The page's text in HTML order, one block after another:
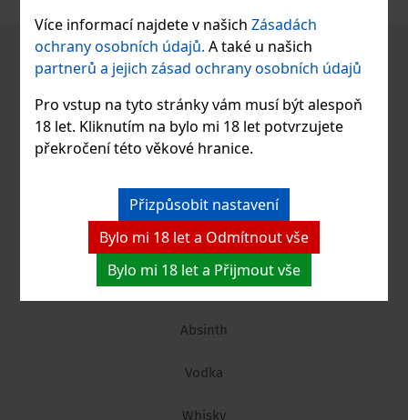
Více informací najdete v našichZásadách
ochrany osobních údajů. A také u našich
partnerů a jejich zásad ochrany osobních údajů
Pro vstup na tyto stránky vám musí být alespoň
18 let. Kliknutím na bylo mi 18 let potvrzujete
překročení této věkové hranice.
Přizpůsobit nastavení
Bylo mi 18 let a Odmítnout vše
Bylo mi 18 let a Přijmout vše
MENU
Pálenky
Gin
Likéry
Medovina
Rum
Absinth
Vodka
Whisky